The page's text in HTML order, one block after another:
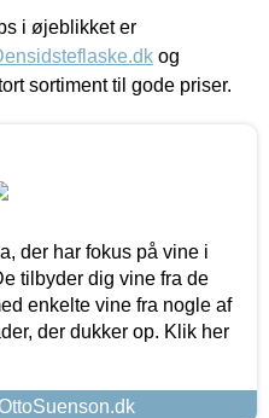
i øjeblikket er
og
sortiment til gode priser.
der har fokus på vine i
tilbyder dig vine fra de
enkelte vine fra nogle af
der dukker op. Klik her